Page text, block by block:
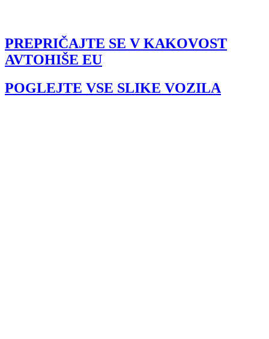
PREPRIČAJTE SE V KAKOVOST
AVTOHIŠE EU
POGLEJTE VSE SLIKE VOZILA